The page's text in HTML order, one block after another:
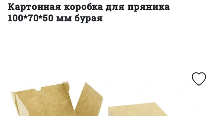
Картонная коробка для пряника
100*70*50 мм бурая